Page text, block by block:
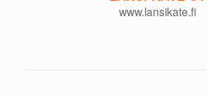
www.lansikate.fi